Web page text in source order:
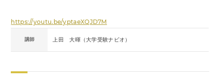
https://youtu.be/yptaeXQJD7M
講師 上田 大暉（大学受験ナビオ）